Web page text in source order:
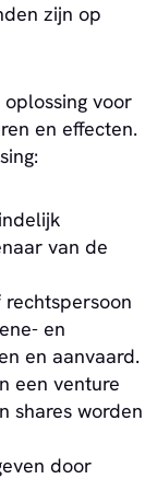
zijn op
voor
en effecten.
van de
en
en aanvaard.
een venture
shares worden
door